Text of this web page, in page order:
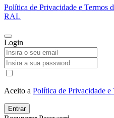
Política de Privacidade e Termos
RAL
Login
Aceito a Política de Privacidade e
Entrar